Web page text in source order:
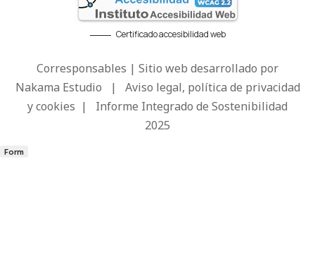
Certificado accesibilidad web
Corresponsables | Sitio web desarrollado por
Nakama Estudio | Aviso legal, política de privacidad
y cookies | Informe Integrado de Sostenibilidad
2025
Form